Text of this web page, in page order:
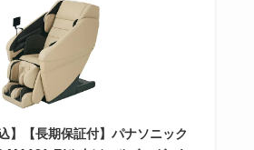
】【長期保証付】パナソニック